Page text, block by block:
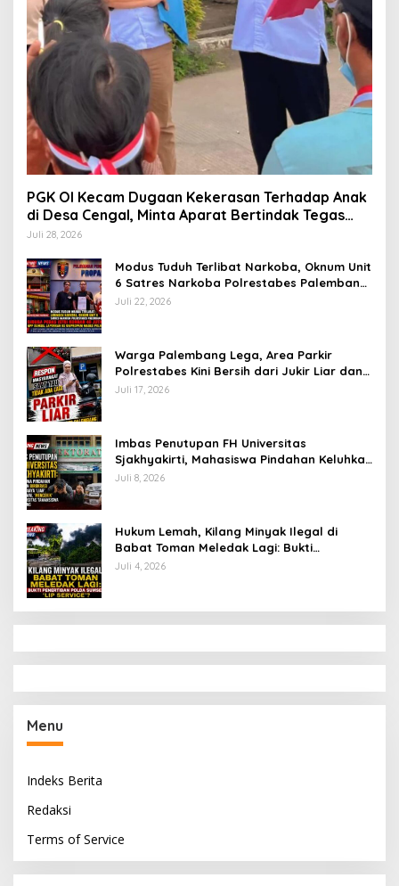
PGK OI Kecam Dugaan Kekerasan Terhadap Anak
di Desa Cengal, Minta Aparat Bertindak Tegas
Jika Terbukti
Juli 28, 2026
Modus Tuduh Terlibat Narkoba, Oknum Unit
6 Satres Narkoba Polrestabes Palembang
Diduga Peras Istri Korban Rp40 Juta, GPP
Juli 22, 2026
Warga Palembang Lega, Area Parkir
Polrestabes Kini Bersih dari Jukir Liar dan
Gratis
Juli 17, 2026
Imbas Penutupan FH Universitas
Sjakhyakirti, Mahasiswa Pindahan Keluhkan
Birokrasi Ruwet di Universitas Tamansiswa
Juli 8, 2026
Hukum Lemah, Kilang Minyak Ilegal di
Babat Toman Meledak Lagi: Bukti
Penertiban Polda Sumsel Hanya ‘Lip
Juli 4, 2026
Menu
Indeks Berita
Redaksi
Terms of Service